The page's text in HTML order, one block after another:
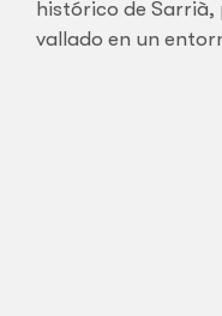
histórico de
vallado en un